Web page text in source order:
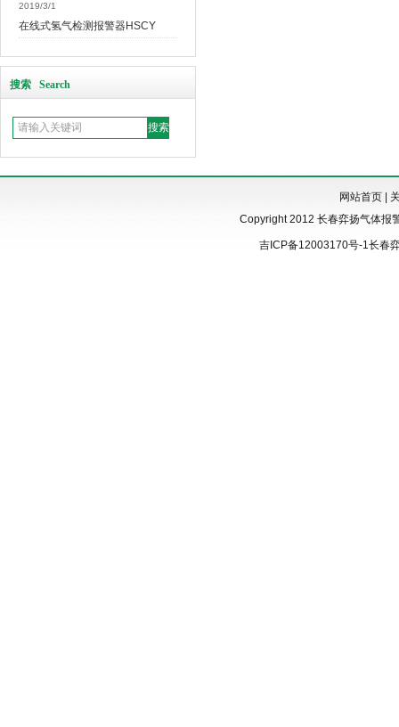
2019/3/1
在线式氢气检测报警器HSCY
搜索 Search
网站首页|
Copyright 2012 长春弈扬气体报
吉ICP备12003170号-1长春